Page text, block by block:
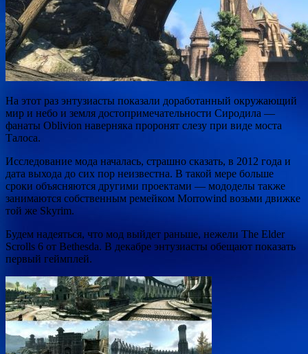
На этот раз энтузиасты показали доработанный окружающий
мир и небо и земля достопримечательности Сиродила —
фанаты Oblivion наверняка проронят слезу при виде моста
Талоса.
Исследование мода началась, страшно сказать, в 2012 года и
дата выхода до сих пор неизвестна. В такой мере больше
сроки объясняются другими проектами — мододелы также
занимаются собственным ремейком Morrowind возьми движке
той же Skyrim.
Будем надеяться, что мод выйдет раньше, нежели The Elder
Scrolls 6 от Bethesda. В декабре энтузиасты обещают показать
первый геймплей.